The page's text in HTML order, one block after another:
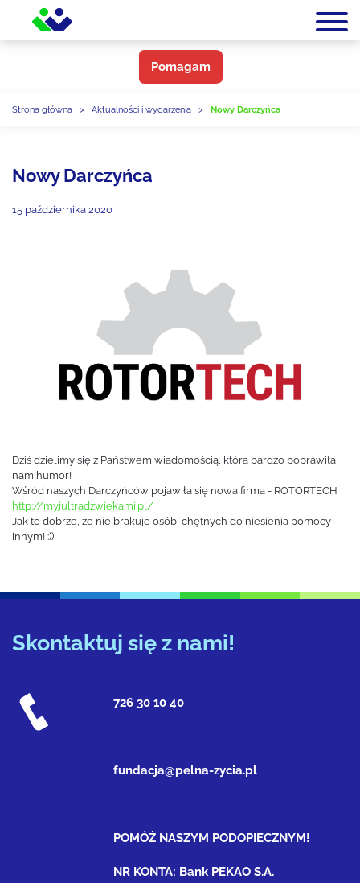
Pomagam
Strona główna > Aktualności i wydarzenia > Nowy Darczyńca
Nowy Darczyńca
15 października 2020
Dziś dzielimy się z Państwem wiadomością, która bardzo poprawiła
nam humor!
Wśród naszych Darczyńców pojawiła się nowa firma - ROTORTECH
http://myjultradzwiekami.pl/
Jak to dobrze, że nie brakuje osób, chętnych do niesienia pomocy
innym! :))
Skontaktuj się z nami!
726 30 10 40
fundacja@pelna-zycia.pl
POMÓŻ NASZYM PODOPIECZNYM!
NR KONTA: Bank PEKAO S.A.